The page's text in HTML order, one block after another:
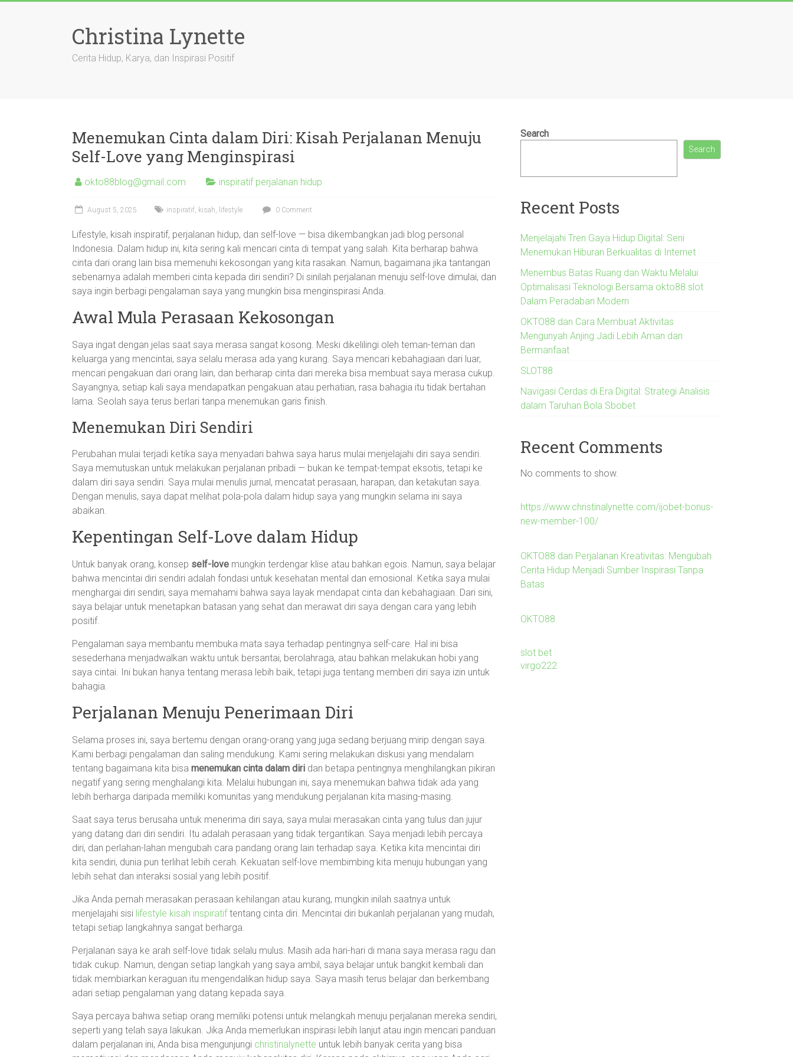
Christina Lynette
Cerita Hidup, Karya, dan Inspirasi Positif
Menemukan Cinta dalam Diri: Kisah Perjalanan Menuju
Self-Love yang Menginspirasi
okto88blog@gmail.com inspiratif perjalanan hidup
August 5, 2025 inspiratif, kisah, lifestyle 0 Comment
Lifestyle, kisah inspiratif, perjalanan hidup, dan self-love — bisa dikembangkan jadi blog personal
Indonesia. Dalam hidup ini, kita sering kali mencari cinta di tempat yang salah. Kita berharap bahwa
cinta dari orang lain bisa memenuhi kekosongan yang kita rasakan. Namun, bagaimana jika tantangan
sebenarnya adalah memberi cinta kepada diri sendiri? Di sinilah perjalanan menuju self-love dimulai, dan
saya ingin berbagi pengalaman saya yang mungkin bisa menginspirasi Anda.
Awal Mula Perasaan Kekosongan
Saya ingat dengan jelas saat saya merasa sangat kosong. Meski dikelilingi oleh teman-teman dan
keluarga yang mencintai, saya selalu merasa ada yang kurang. Saya mencari kebahagiaan dari luar,
mencari pengakuan dari orang lain, dan berharap cinta dari mereka bisa membuat saya merasa cukup.
Sayangnya, setiap kali saya mendapatkan pengakuan atau perhatian, rasa bahagia itu tidak bertahan
lama. Seolah saya terus berlari tanpa menemukan garis finish.
Menemukan Diri Sendiri
Perubahan mulai terjadi ketika saya menyadari bahwa saya harus mulai menjelajahi diri saya sendiri.
Saya memutuskan untuk melakukan perjalanan pribadi — bukan ke tempat-tempat eksotis, tetapi ke
dalam diri saya sendiri. Saya mulai menulis jurnal, mencatat perasaan, harapan, dan ketakutan saya.
Dengan menulis, saya dapat melihat pola-pola dalam hidup saya yang mungkin selama ini saya
abaikan.
Kepentingan Self-Love dalam Hidup
Untuk banyak orang, konsep self-love mungkin terdengar klise atau bahkan egois. Namun, saya belajar
bahwa mencintai diri sendiri adalah fondasi untuk kesehatan mental dan emosional. Ketika saya mulai
menghargai diri sendiri, saya memahami bahwa saya layak mendapat cinta dan kebahagiaan. Dari sini,
saya belajar untuk menetapkan batasan yang sehat dan merawat diri saya dengan cara yang lebih
positif.
Pengalaman saya membantu membuka mata saya terhadap pentingnya self-care. Hal ini bisa
sesederhana menjadwalkan waktu untuk bersantai, berolahraga, atau bahkan melakukan hobi yang
saya cintai. Ini bukan hanya tentang merasa lebih baik, tetapi juga tentang memberi diri saya izin untuk
bahagia.
Perjalanan Menuju Penerimaan Diri
Selama proses ini, saya bertemu dengan orang-orang yang juga sedang berjuang mirip dengan saya.
Kami berbagi pengalaman dan saling mendukung. Kami sering melakukan diskusi yang mendalam
tentang bagaimana kita bisa menemukan cinta dalam diri dan betapa pentingnya menghilangkan pikiran
negatif yang sering menghalangi kita. Melalui hubungan ini, saya menemukan bahwa tidak ada yang
lebih berharga daripada memiliki komunitas yang mendukung perjalanan kita masing-masing.
Saat saya terus berusaha untuk menerima diri saya, saya mulai merasakan cinta yang tulus dan jujur
yang datang dari diri sendiri. Itu adalah perasaan yang tidak tergantikan. Saya menjadi lebih percaya
diri, dan perlahan-lahan mengubah cara pandang orang lain terhadap saya. Ketika kita mencintai diri
kita sendiri, dunia pun terlihat lebih cerah. Kekuatan self-love membimbing kita menuju hubungan yang
lebih sehat dan interaksi sosial yang lebih positif.
Jika Anda pernah merasakan perasaan kehilangan atau kurang, mungkin inilah saatnya untuk
menjelajahi sisi lifestyle kisah inspiratiftentang cinta diri. Mencintai diri bukanlah perjalanan yang mudah,
tetapi setiap langkahnya sangat berharga.
Perjalanan saya ke arah self-love tidak selalu mulus. Masih ada hari-hari di mana saya merasa ragu dan
tidak cukup. Namun, dengan setiap langkah yang saya ambil, saya belajar untuk bangkit kembali dan
tidak membiarkan keraguan itu mengendalikan hidup saya. Saya masih terus belajar dan berkembang
adari setiap pengalaman yang datang kepada saya.
Saya percaya bahwa setiap orang memiliki potensi untuk melangkah menuju perjalanan mereka sendiri,
seperti yang telah saya lakukan. Jika Anda memerlukan inspirasi lebih lanjut atau ingin mencari panduan
dalam perjalanan ini, Anda bisa mengunjungi christinalynette untuk lebih banyak cerita yang bisa
Search
Search
Recent Posts
Menjelajahi Tren Gaya Hidup Digital: Seni
Menemukan Hiburan Berkualitas di Internet
Menembus Batas Ruang dan Waktu Melalui
Optimalisasi Teknologi Bersama okto88 slot
Dalam Peradaban Modern
OKTO88 dan Cara Membuat Aktivitas
Mengunyah Anjing Jadi Lebih Aman dan
Bermanfaat
SLOT88
Navigasi Cerdas di Era Digital: Strategi Analisis
dalam Taruhan Bola Sbobet
Recent Comments
No comments to show.
https://www.christinalynette.com/ijobet-bonus-
new-member-100/
OKTO88 dan Perjalanan Kreativitas: Mengubah
Cerita Hidup Menjadi Sumber Inspirasi Tanpa
Batas
OKTO88
slot bet
virgo222